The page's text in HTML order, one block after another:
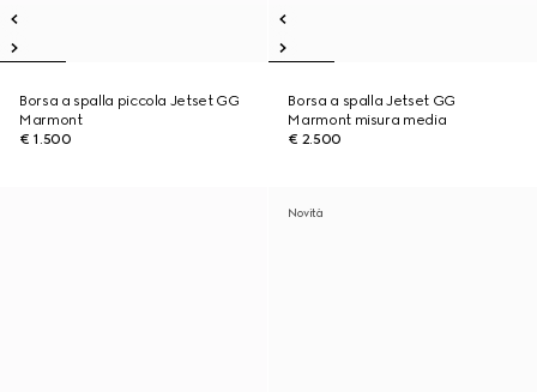
Borsa a spalla piccola Jetset GG
Marmont
€ 1.500
Borsa a spalla Jetset GG
Marmont misura media
€ 2.500
Novità